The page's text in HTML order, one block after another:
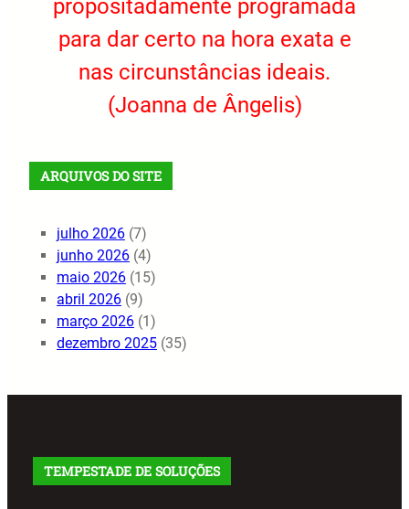
propositadamente programada
para dar certo na hora exata e
nas circunstâncias ideais.
(Joanna de Ângelis)
ARQUIVOS DO SITE
julho 2026 (7)
junho 2026 (4)
maio 2026 (15)
abril 2026 (9)
março 2026 (1)
dezembro 2025 (35)
TEMPESTADE DE SOLUÇÕES